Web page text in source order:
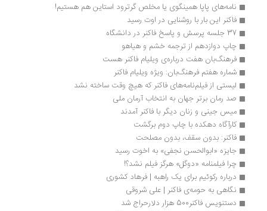
نامه‌های پاپا همینگوی یا مخلص گرترود استاین هم هستیم!
فاکنر این بار با روشنایی در اوت رسید
37 جلسه پرسش و پاسخ فاکنر در دانشگاه
چاپ دوازدهم از ترجمه خشم و هیاهو
فرهنگ‌بان هفت درباره‌ی ویلیام فاکنر هست
شماره هفتم فرهنگ‌بان: ویژه‌ ویلیام فاکنر
لیستی از فیلم‌نامه‌های فاکنر که هیچ وقت ساخته نشد
صد رمان برتر جهان به انتخاب آرمان ملی
میس جینی و زنان دیگر با فاکنر آمدند
کارآگاه دهکده با چاپ دوم برگشت
فاکنر: بدون سقف، بدون مصلحت
جایزه «ابوالحسن نجفی» به اخوت رسید
چرا فیلمنامه‌ «دوگل» هرگز فیلم نشد؟!
درباره رکوئیم برای یک راهبه | فرهاد کشوری
نگاهی به ‌حومه‌ی فاکنر | علی شروقی
دستنویس فاکنر500 هزار دلارحراج شد